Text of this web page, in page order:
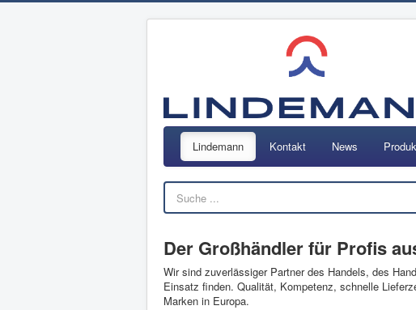
Lindemann Kontakt News
Der Großhändler für Profis
Wir sind zuverlässiger Partner des Handels, des
Einsatz finden. Qualität, Kompetenz, schnelle
Marken in Europa.